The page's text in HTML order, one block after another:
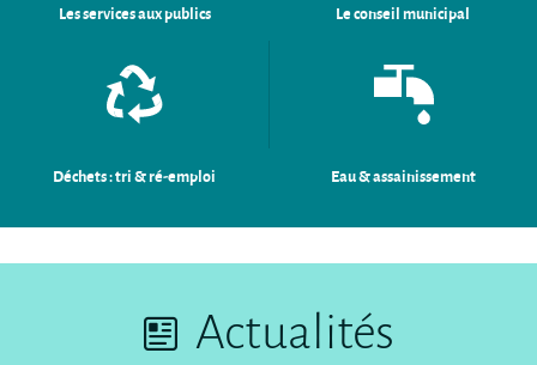
Les services aux publics Le conseil municipal
Déchets : tri & ré-emploi Eau & assainissement
Actualités